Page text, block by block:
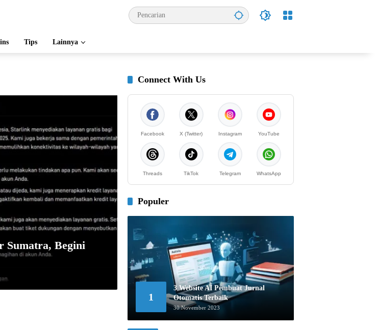
Tips Lainnya
Sumatra, Begini
Connect With Us
Facebook X (Twitter) Instagram YouTube
Threads TikTok Telegram WhatsApp
Populer
1
3 Website AI Pembuat Jurnal
Otomatis Terbaik
30 November 2023